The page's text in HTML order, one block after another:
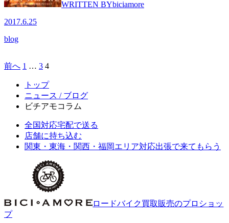
WRITTEN BYbiciamore
2017.6.25
blog
投
前へ 1 … 3 4
トップ
ニュース / ブログ
ビチアモコラム
全国対応宅配で送る
店舗に持ち込む
関東・東海・関西・福岡エリア対応出張で来てもらう
ロードバイク買取販売のプロショッ
プ